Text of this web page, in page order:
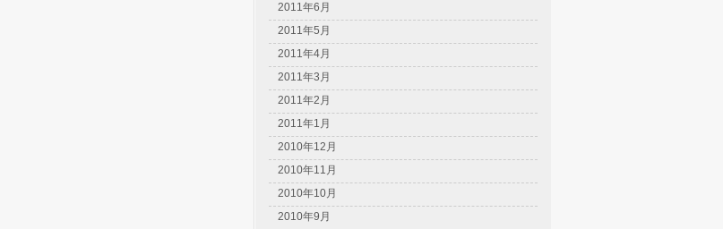
2011年6月
2011年5月
2011年4月
2011年3月
2011年2月
2011年1月
2010年12月
2010年11月
2010年10月
2010年9月